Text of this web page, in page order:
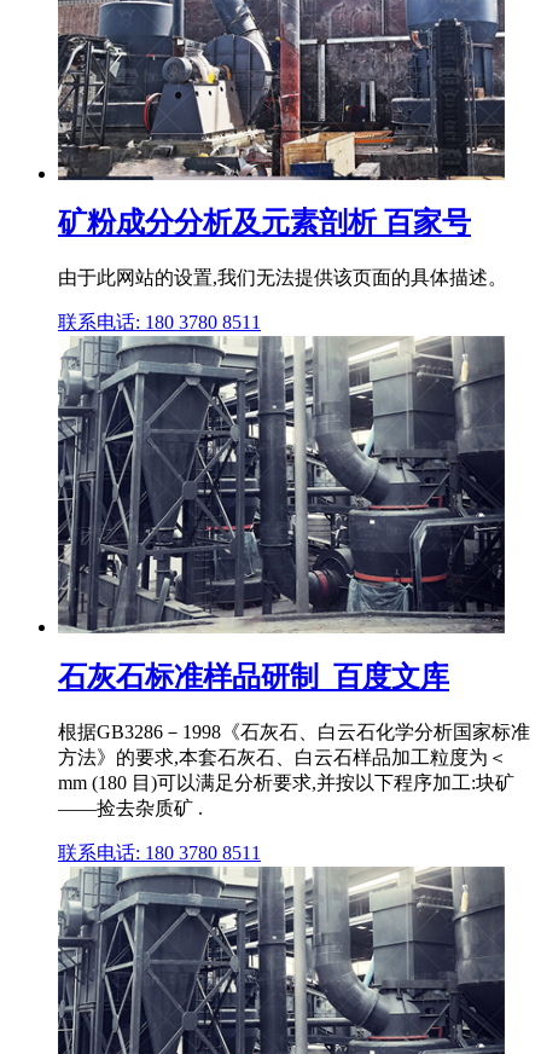
矿粉成分分析及元素剖析 百家号
由于此网站的设置,我们无法提供该页面的具体描述。
联系电话: 180 3780 8511
石灰石标准样品研制_百度文库
根据GB3286－1998《石灰石、白云石化学分析国家标准
方法》的要求,本套石灰石、白云石样品加工粒度为＜
mm (180 目)可以满足分析要求,并按以下程序加工:块矿
——捡去杂质矿 .
联系电话: 180 3780 8511